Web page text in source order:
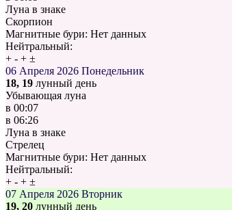
Луна в знаке
Скорпион
Магнитные бури: Нет данных
Нейтральный:
+ - + ±
06 Апреля 2026 Понедельник
18, 19 лунный день
Убывающая луна
в 00:07
в 06:26
Луна в знаке
Стрелец
Магнитные бури: Нет данных
Нейтральный:
+ - + ±
07 Апреля 2026 Вторник
19, 20 лунный день